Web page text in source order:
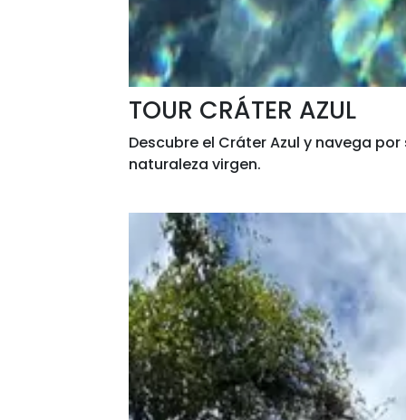
TOUR CRÁTER AZUL
Descubre el Cráter Azul y navega
naturaleza virgen.